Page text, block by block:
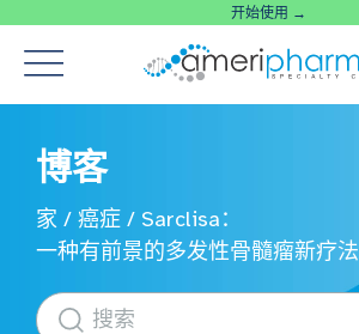
开始使用 →
博客
家 / 癌症 / Sarclisa：
一种有前景的多发性骨髓瘤新疗法